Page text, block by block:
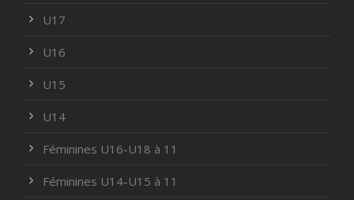
U17
U16
U15
U14
Féminines U16-U18 à 11
Féminines U14-U15 à 11